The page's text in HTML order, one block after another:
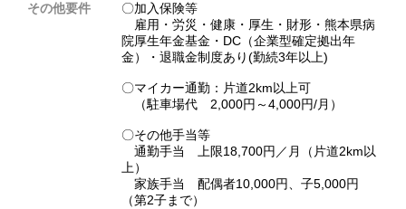
その他要件
〇加入保険等
雇用・労災・健康・厚生・財形・熊本県病
院厚生年金基金・DC（企業型確定拠出年
金）・退職金制度あり(勤続3年以上)
〇マイカー通勤：片道2km以上可
（駐車場代 2,000円～4,000円/月）
〇その他手当等
通勤手当 上限18,700円／月（片道2km以
上）
家族手当 配偶者10,000円、子5,000円
（第2子まで）